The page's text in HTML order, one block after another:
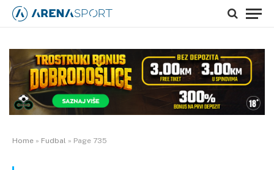
Home » Fudbal » Page 735